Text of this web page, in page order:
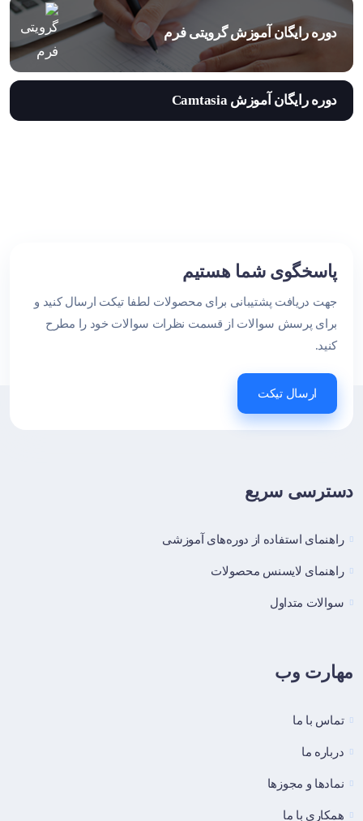
دوره رایگان آموزش گرویتی فرم
دوره رایگان آموزش Camtasia
پاسخگوی شما هستیم
جهت دریافت پشتیبانی برای محصولات لطفا تیکت ارسال کنید و
برای پرسش سوالات از قسمت نظرات سوالات خود را مطرح
کنید.
ارسال تیکت
دسترسی سریع
راهنمای استفاده از دوره‌های آموزشی
راهنمای لایسنس محصولات
سوالات متداول
مهارت وب
تماس با ما
درباره ما
نماد‌ها و مجوزها
همکاری با ما